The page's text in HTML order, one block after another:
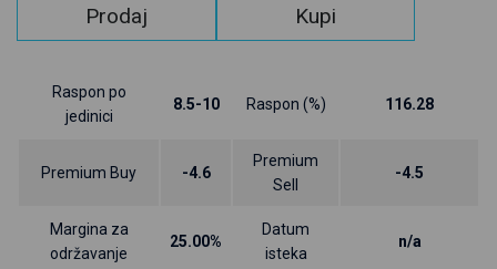
Prodaj Kupi
Raspon po
jedinici
8.5-10 Raspon (%) 116.28
Premium Buy -4.6
Premium
Sell
-4.5
Margina za
održavanje
25.00%
Datum
isteka
n/a